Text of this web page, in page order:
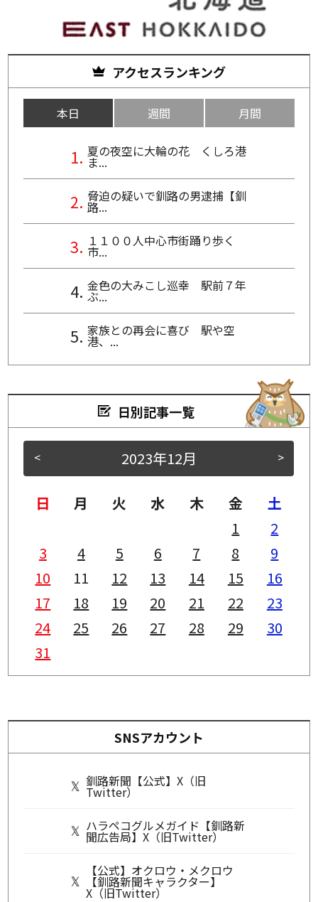
アクセスランキング
本日 週間 月間
夏の夜空に大輪の花 くしろ港
ま...
脅迫の疑いで釧路の男逮捕【釧
路...
１１００人中心市街踊り歩く
市...
金色の大みこし巡幸 駅前７年
ぶ...
家族との再会に喜び 駅や空
港、...
日別記事一覧
< >
2023年12月
日 月 火 水 木 金
土
1
2
3
4 5 6 7 8
9
10
11 12 13 14 15
16
17
18 19 20 21 22
23
24
25 26 27 28 29
30
31
SNSアカウント
釧路新聞【公式】X（旧
Twitter）
ハラペコグルメガイド【釧路新
聞広告局】X（旧Twitter）
【公式】オクロウ・メクロウ
【釧路新聞キャラクター】
X（旧Twitter）